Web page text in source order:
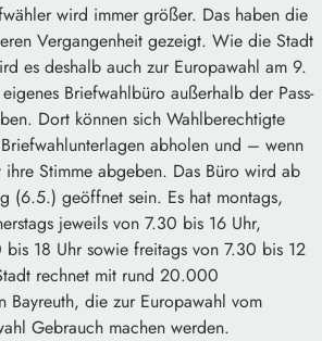
wird immer größer. Das haben die
Vergangenheit gezeigt. Wie die Stadt
es deshalb auch zur Europawahl am 9.
Briefwahlbüro außerhalb der Pass-
Dort können sich Wahlberechtigte
abholen und – wenn
Stimme abgeben. Das Büro wird ab
(6.5.) geöffnet sein. Es hat montags,
jeweils von 7.30 bis 16 Uhr,
bis 18 Uhr sowie freitags von 7.30 bis 12
rechnet mit rund 20.000
Bayreuth, die zur Europawahl vom
Gebrauch machen werden.